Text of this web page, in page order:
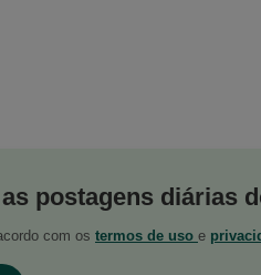
postagens diárias
com os termos de uso e